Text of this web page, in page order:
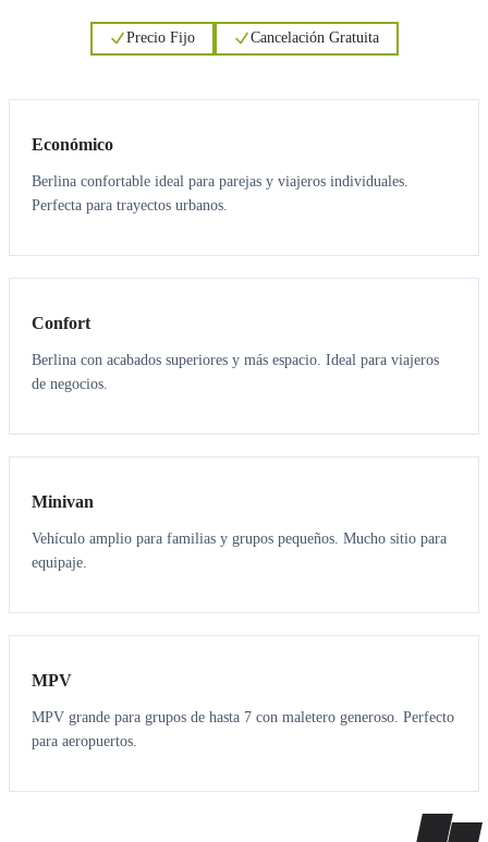
Precio Fijo Cancelación Gratuita
Económico
Berlina confortable ideal para parejas y viajeros individuales.
Perfecta para trayectos urbanos.
3 3
Confort
Berlina con acabados superiores y más espacio. Ideal para viajeros
de negocios.
6 5
Minivan
Vehículo amplio para familias y grupos pequeños. Mucho sitio para
equipaje.
7 7
MPV
MPV grande para grupos de hasta 7 con maletero generoso. Perfecto
para aeropuertos.